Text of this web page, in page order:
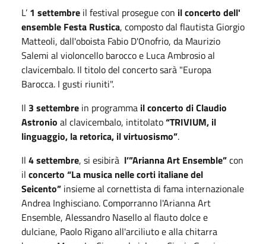
L’ 1 settembre il festival prosegue con ilconcerto dell'
ensemble Festa Rustica, composto dal flautista Giorgio
Matteoli, dall'oboista Fabio D'Onofrio, da Maurizio
Salemi al violoncello barocco e Luca Ambrosio al
clavicembalo. Il titolo del concerto sarà "Europa
Barocca. I gusti riuniti".
Il 3 settembre in programma il concerto diClaudio
Astronio al clavicembalo, intitolato“TRIVIUM, il
linguaggio, la retorica, il virtuosismo”.
Il 4 settembre, si esibirà l’”Arianna Art Ensemble”con
il concerto “La musica nelle corti italiane del
Seicento” insieme al cornettista di fama internazionale
Andrea Inghisciano. Comporranno l'Arianna Art
Ensemble, Alessandro Nasello al flauto dolce e
dulciane, Paolo Rigano all'arciliuto e alla chitarra